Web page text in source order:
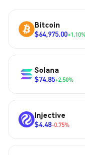
Bitcoin
$64,975.00
Solana
$74.85+2.50%
Injective
$4.48-0.75%